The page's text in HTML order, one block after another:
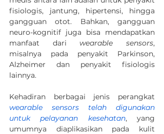
fisiologis, jantung, hipertensi, hingga
gangguan otot. Bahkan, gangguan
neuro-kognitif juga bisa mendapatkan
manfaat dari wearable sensors,
misalnya pada penyakit Parkinson,
Alzheimer dan penyakit fisiologis
lainnya.
wearable sensors telah digunakan
untuk pelayanan kesehatan, yang
umumnya diaplikasikan pada kulit